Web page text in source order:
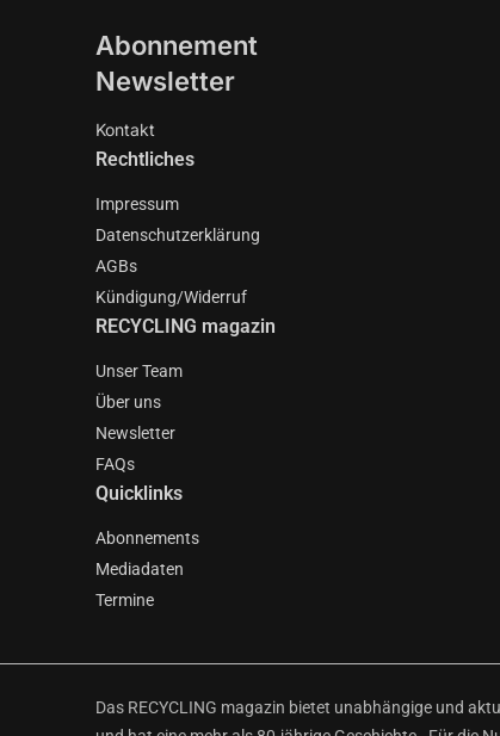
Abonnement
Newsletter
Kontakt
Rechtliches
Impressum
Datenschutzerklärung
AGBs
Kündigung/Widerruf
RECYCLING magazin
Unser Team
Über uns
Newsletter
FAQs
Quicklinks
Abonnements
Mediadaten
Termine
Das RECYCLING magazin bietet unabhängige und